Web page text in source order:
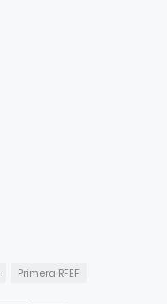
Primera RFEF